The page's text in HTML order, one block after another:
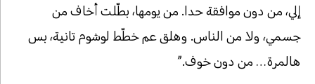
إلي، من دون موافقة حدا. من يومها، بطّلت أخاف من
جسمي، ولا من الناس. وهلق عم خطّط لوشوم تانية، بس
هالمرة… من دون خوف.”